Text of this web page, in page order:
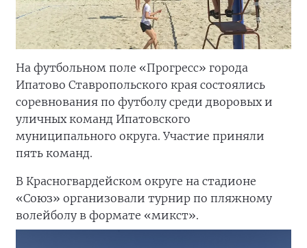
На футбольном поле «Прогресс» города
Ипатово Ставропольского края состоялись
соревнования по футболу среди дворовых и
уличных команд Ипатовского
муниципального округа. Участие приняли
пять команд.
В Красногвардейском округе на стадионе
«Союз» организовали турнир по пляжному
волейболу в формате «микст».